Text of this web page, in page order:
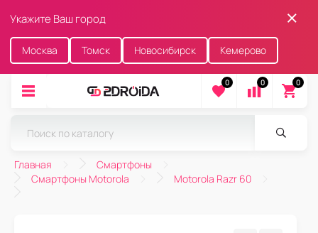
Укажите Ваш город
Москва Томск Новосибирск Кемерово
0 0 0
Главная
Смартфоны
Смартфоны Motorola
Motorola Razr 60